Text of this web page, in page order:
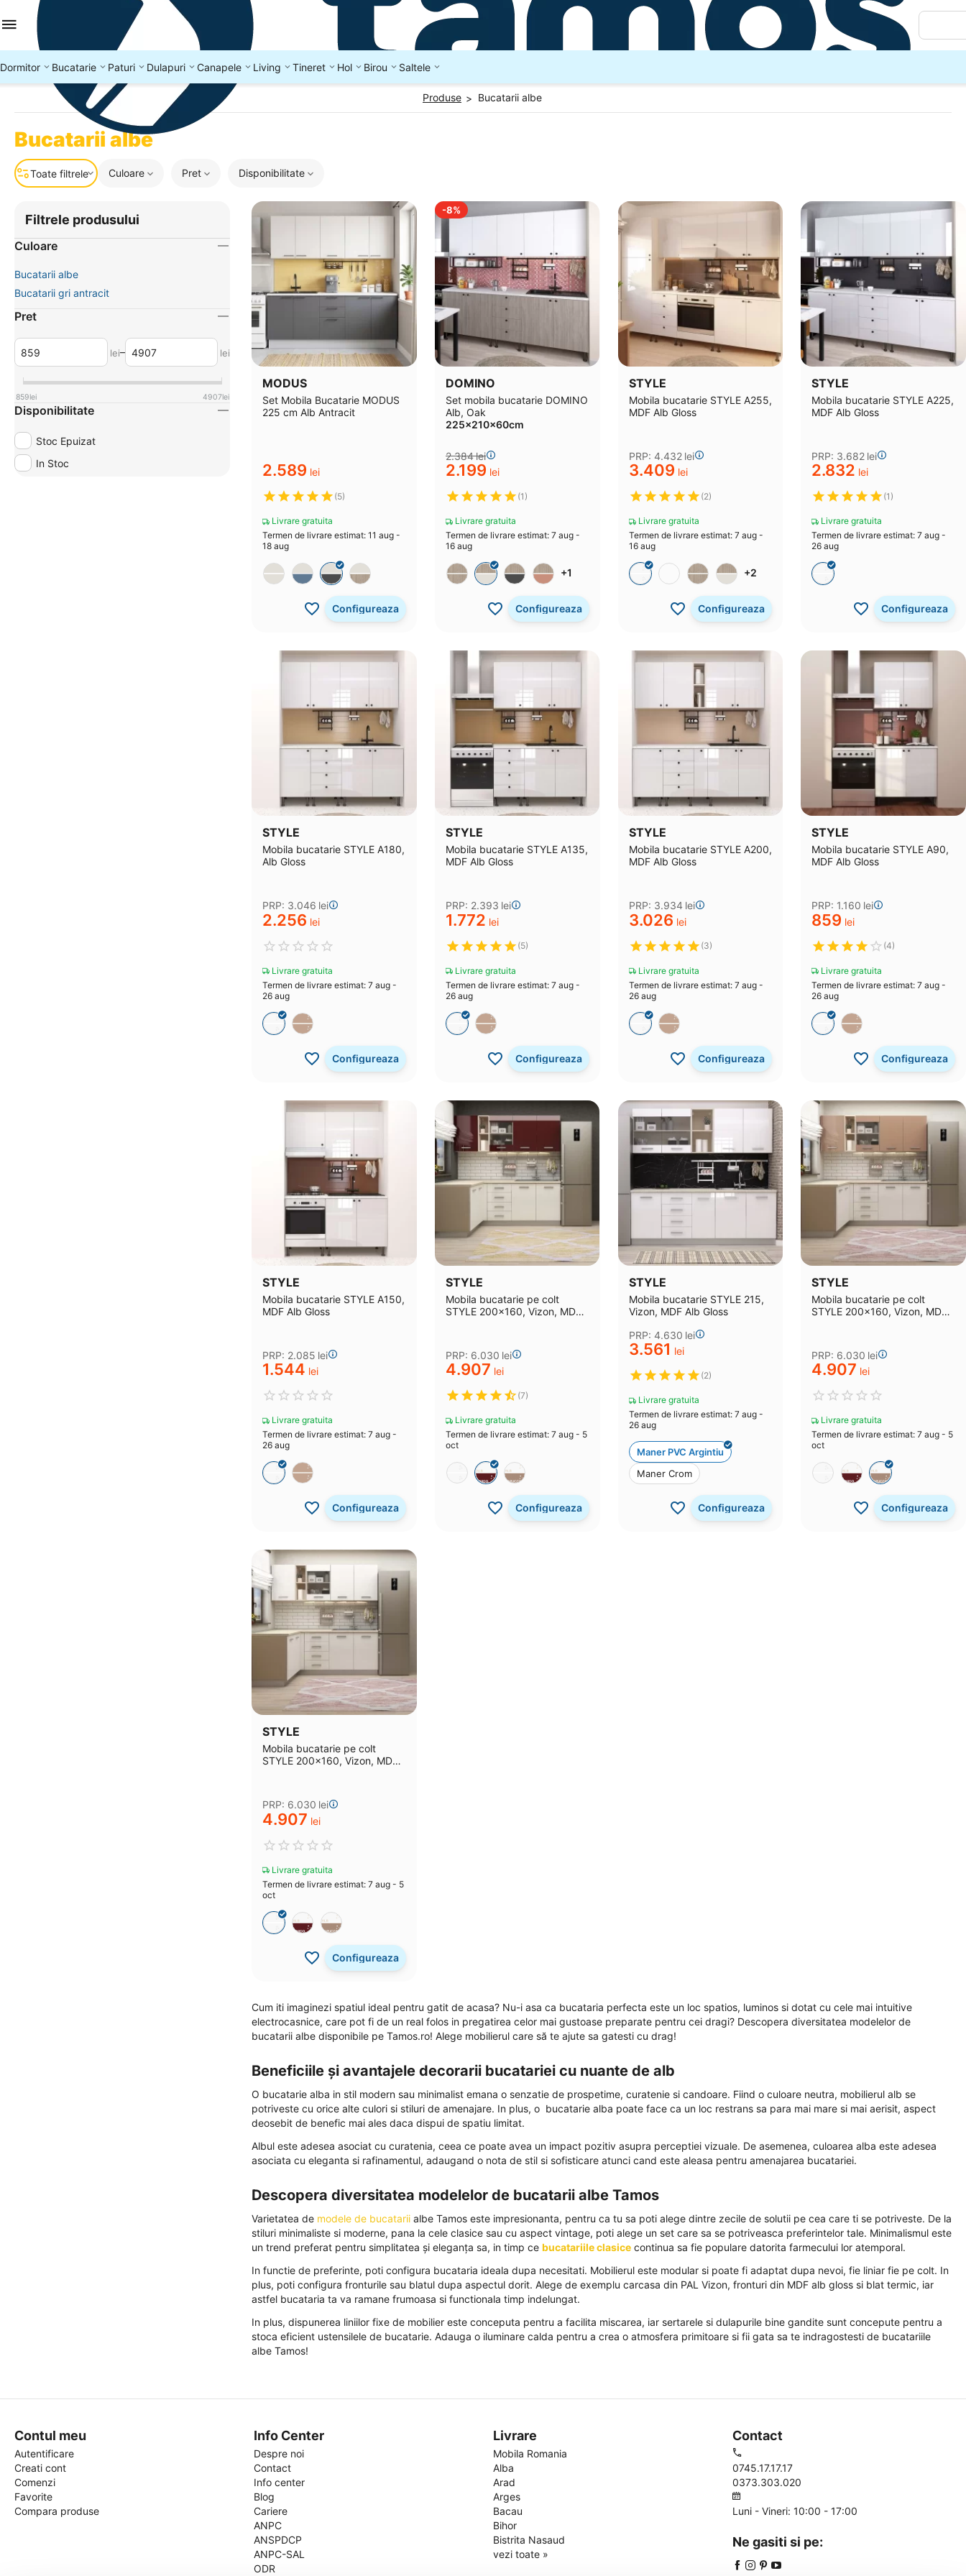
Dormitor Bucatarie Paturi Dulapuri Canapele Living Tineret Hol Birou Saltele
Produse > Bucatarii albe
Bucatarii albe
Toate filtrele Culoare Pret Disponibilitate
MODUS
Set Mobila Bucatarie MODUS
225 cm Alb Antracit
2.589 lei
(5)
Livrare gratuita
Termen de livrare estimat: 11 aug -
18 aug
Configureaza
-8%
DOMINO
Set mobila bucatarie DOMINO
Alb, Oak
225x210x60cm
2.384lei
2.199 lei
(1)
Livrare gratuita
Termen de livrare estimat: 7 aug -
16 aug
+1
Configureaza
STYLE
Mobila bucatarie STYLE A255,
MDF Alb Gloss
PRP: 4.432 lei
3.409 lei
(2)
Livrare gratuita
Termen de livrare estimat: 7 aug -
16 aug
+2
Configureaza
STYLE
Mobila bucatarie STYLE A225,
MDF Alb Gloss
PRP: 3.682 lei
2.832 lei
(1)
Livrare gratuita
Termen de livrare estimat: 7 aug -
26 aug
Configureaza
STYLE
Mobila bucatarie STYLE A180,
Alb Gloss
PRP: 3.046 lei
2.256 lei
Livrare gratuita
Termen de livrare estimat: 7 aug -
26 aug
Configureaza
STYLE
Mobila bucatarie STYLE A135,
MDF Alb Gloss
PRP: 2.393 lei
1.772 lei
(5)
Livrare gratuita
Termen de livrare estimat: 7 aug -
26 aug
Configureaza
STYLE
Mobila bucatarie STYLE A200,
MDF Alb Gloss
PRP: 3.934 lei
3.026 lei
(3)
Livrare gratuita
Termen de livrare estimat: 7 aug -
26 aug
Configureaza
STYLE
Mobila bucatarie STYLE A90,
MDF Alb Gloss
PRP: 1.160 lei
‍859‍ lei
(4)
Livrare gratuita
Termen de livrare estimat: 7 aug -
26 aug
Configureaza
STYLE
Mobila bucatarie STYLE A150,
MDF Alb Gloss
PRP: 2.085 lei
1.544 lei
Livrare gratuita
Termen de livrare estimat: 7 aug -
26 aug
Configureaza
STYLE
Mobila bucatarie pe colt
STYLE 200x160, Vizon, MDF
PRP: 6.030 lei
4.907 lei
(7)
Livrare gratuita
Termen de livrare estimat: 7 aug - 5
oct
Configureaza
STYLE
Mobila bucatarie STYLE 215,
Vizon, MDF Alb Gloss
PRP: 4.630 lei
3.561 lei
(2)
Livrare gratuita
Termen de livrare estimat: 7 aug -
26 aug
Maner PVC Argintiu
Maner Crom
Configureaza
STYLE
Mobila bucatarie pe colt
STYLE 200x160, Vizon, MDF
PRP: 6.030 lei
4.907 lei
Livrare gratuita
Termen de livrare estimat: 7 aug - 5
oct
Configureaza
STYLE
Mobila bucatarie pe colt
STYLE 200x160, Vizon, MDF
PRP: 6.030 lei
4.907 lei
Livrare gratuita
Termen de livrare estimat: 7 aug - 5
oct
Configureaza
Cum iti imaginezi spatiul ideal pentru gatit de acasa? Nu-i asa ca bucataria perfecta este un loc spatios, luminos si dotat cu cele mai intuitive
electrocasnice, care pot fi de un real folos in pregatirea celor mai gustoase preparate pentru cei dragi? Descopera diversitatea modelelor de
bucatarii albe disponibile pe Tamos.ro! Alege mobilierul care să te ajute sa gatesti cu drag!
Beneficiile și avantajele decorarii bucatariei cu nuante de alb
O bucatarie alba in stil modern sau minimalist emana o senzatie de prospetime, curatenie si candoare. Fiind o culoare neutra, mobilierul alb se
potriveste cu orice alte culori si stiluri de amenajare. In plus, o bucatarie alba poate face ca un loc restrans sa para mai mare si mai aerisit, aspect
deosebit de benefic mai ales daca dispui de spatiu limitat.
Albul este adesea asociat cu curatenia, ceea ce poate avea un impact pozitiv asupra perceptiei vizuale. De asemenea, culoarea alba este adesea
asociata cu eleganta si rafinamentul, adaugand o nota de stil si sofisticare atunci cand este aleasa pentru amenajarea bucatariei.
Descopera diversitatea modelelor de bucatarii albe Tamos
Varietatea de modele de bucatarii albe Tamos este impresionanta, pentru ca tu sa poti alege dintre zecile de solutii pe cea care ti se potriveste. De la
stiluri minimaliste si moderne, pana la cele clasice sau cu aspect vintage, poti alege un set care sa se potriveasca preferintelor tale. Minimalismul este
un trend preferat pentru simplitatea și eleganța sa, in timp ce bucatariile clasice continua sa fie populare datorita farmecului lor atemporal.
In functie de preferinte, poti configura bucataria ideala dupa necesitati. Mobilierul este modular si poate fi adaptat dupa nevoi, fie liniar fie pe colt. In
plus, poti configura fronturile sau blatul dupa aspectul dorit. Alege de exemplu carcasa din PAL Vizon, fronturi din MDF alb gloss si blat termic, iar
astfel bucataria ta va ramane frumoasa si functionala timp indelungat.
In plus, dispunerea liniilor fixe de mobilier este conceputa pentru a facilita miscarea, iar sertarele si dulapurile bine gandite sunt concepute pentru a
stoca eficient ustensilele de bucatarie. Adauga o iluminare calda pentru a crea o atmosfera primitoare si fii gata sa te indragostesti de bucatariile
albe Tamos!
Filtrele produsului
Culoare
Bucatarii albe
Bucatarii gri antracit
Pret
lei– lei
859lei 4907lei
Disponibilitate
Stoc Epuizat
In Stoc
Contul meu
Autentificare
Creati cont
Comenzi
Favorite
Compara produse
Info Center
Despre noi
Contact
Info center
Blog
Cariere
ANPC
ANSPDCP
ANPC-SAL
ODR
Livrare
Mobila Romania
Alba
Arad
Arges
Bacau
Bihor
Bistrita Nasaud
vezi toate »
Contact
0745.17.17.17
0373.303.020
Luni - Vineri: 10:00 - 17:00
Ne gasiti si pe: